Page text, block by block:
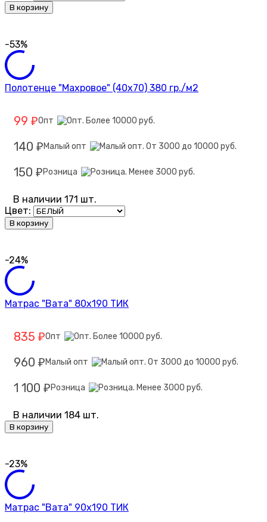
В корзину
-53%
Полотенце "Махровое" (40х70) 380 гр./м2
99 ₽Опт
140 ₽ Малый опт
150 ₽ Розница
В наличии 171 шт.
Цвет:
В корзину
-24%
Матрас "Вата" 80х190 ТИК
835 ₽Опт
960 ₽ Малый опт
1 100 ₽ Розница
В наличии 184 шт.
В корзину
-23%
Матрас "Вата" 90х190 ТИК